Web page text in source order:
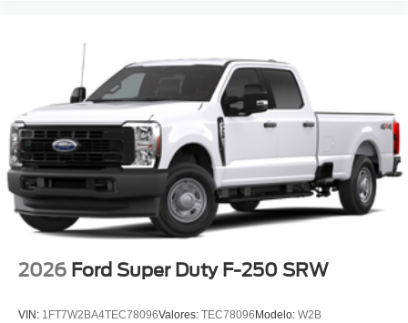
2026 Ford Super Duty F-250 SRW
VIN: 1FT7W2BA4TEC78096Valores: TEC78096 Modelo: W2B